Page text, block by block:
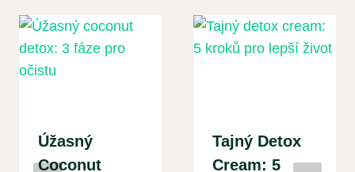
Úžasný
Coconut
Tajný Detox
Cream: 5